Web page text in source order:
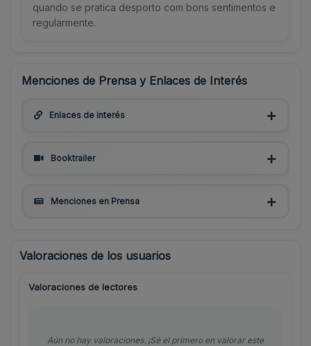
quando se pratica desporto com bons sentimentos e
regularmente.
Menciones de Prensa y Enlaces de Interés
Enlaces de interés
Booktrailer
Menciones en Prensa
Valoraciones de los usuarios
Valoraciones de lectores
Aún no hay valoraciones. ¡Sé el primero en valorar este